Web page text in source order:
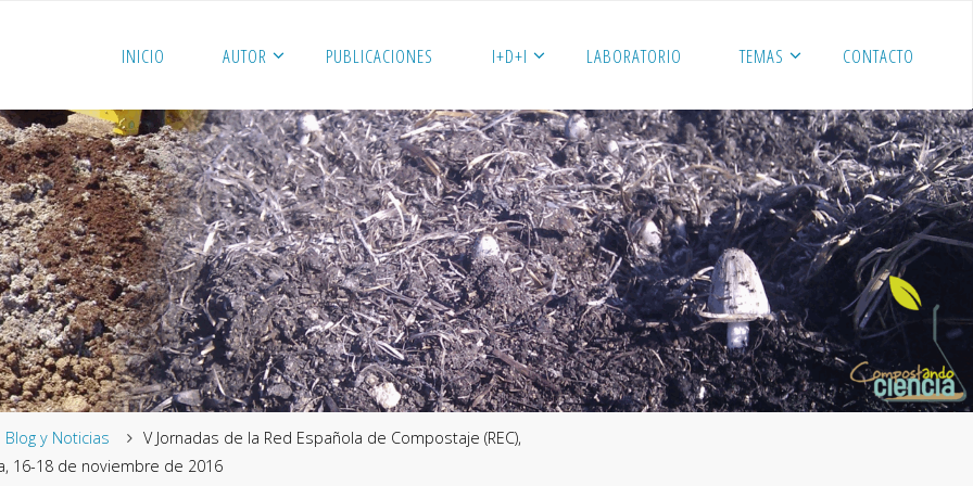
INICIO AUTOR PUBLICACIONES I+D+I LABORATORIO TEMAS CONTACTO
Blog y Noticias
V Jornadas de la Red Española de Compostaje (REC),
16-18 de noviembre de 2016